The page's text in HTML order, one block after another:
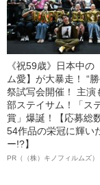
《祝59歳》日本中の
ム愛】が大暴走！ “
祭試写会開催！ 主演
部ステイサム！「ス
賞」爆誕！【応募総
54作品の栄冠に輝い
ー!?】
PR（（株）キノフィルムズ）